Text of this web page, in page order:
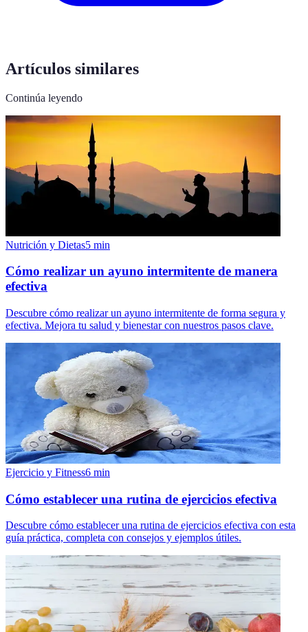
Artículos similares
Continúa leyendo
Nutrición y Dietas5 min
Cómo realizar un ayuno intermitente de manera
efectiva
Descubre cómo realizar un ayuno intermitente de forma segura y
efectiva. Mejora tu salud y bienestar con nuestros pasos clave.
Ejercicio y Fitness6 min
Cómo establecer una rutina de ejercicios efectiva
Descubre cómo establecer una rutina de ejercicios efectiva con esta
guía práctica, completa con consejos y ejemplos útiles.